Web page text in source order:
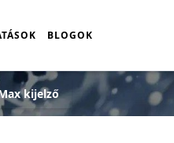
BLOGOK
kijelző